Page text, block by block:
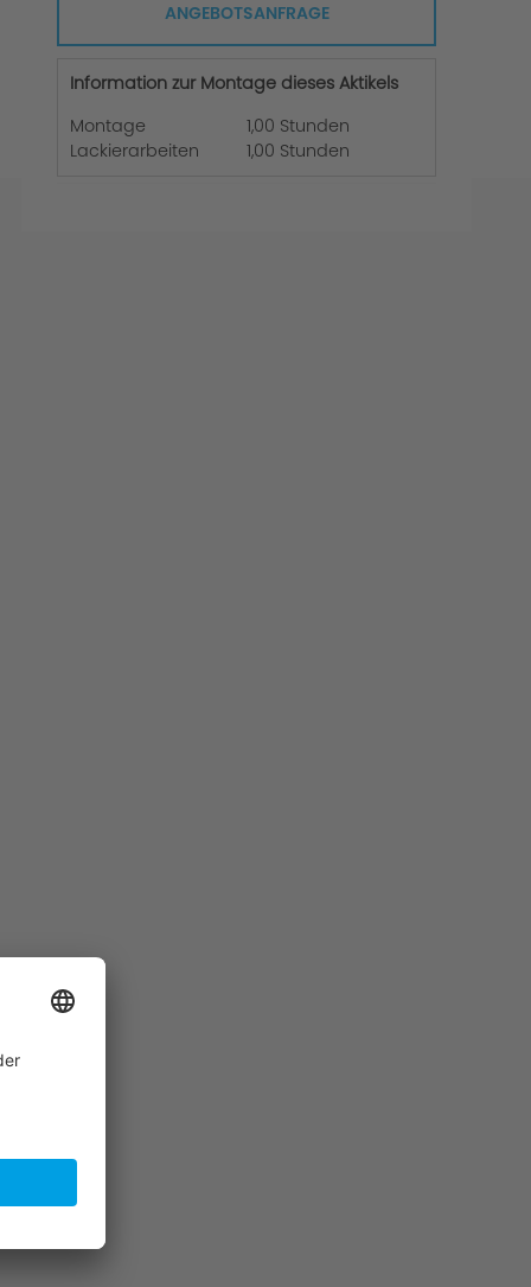
ANGEBOTSANFRAGE
Information zur Montage dieses Aktikels
Montage
1,00 Stunden
Lackierarbeiten
1,00 Stunden